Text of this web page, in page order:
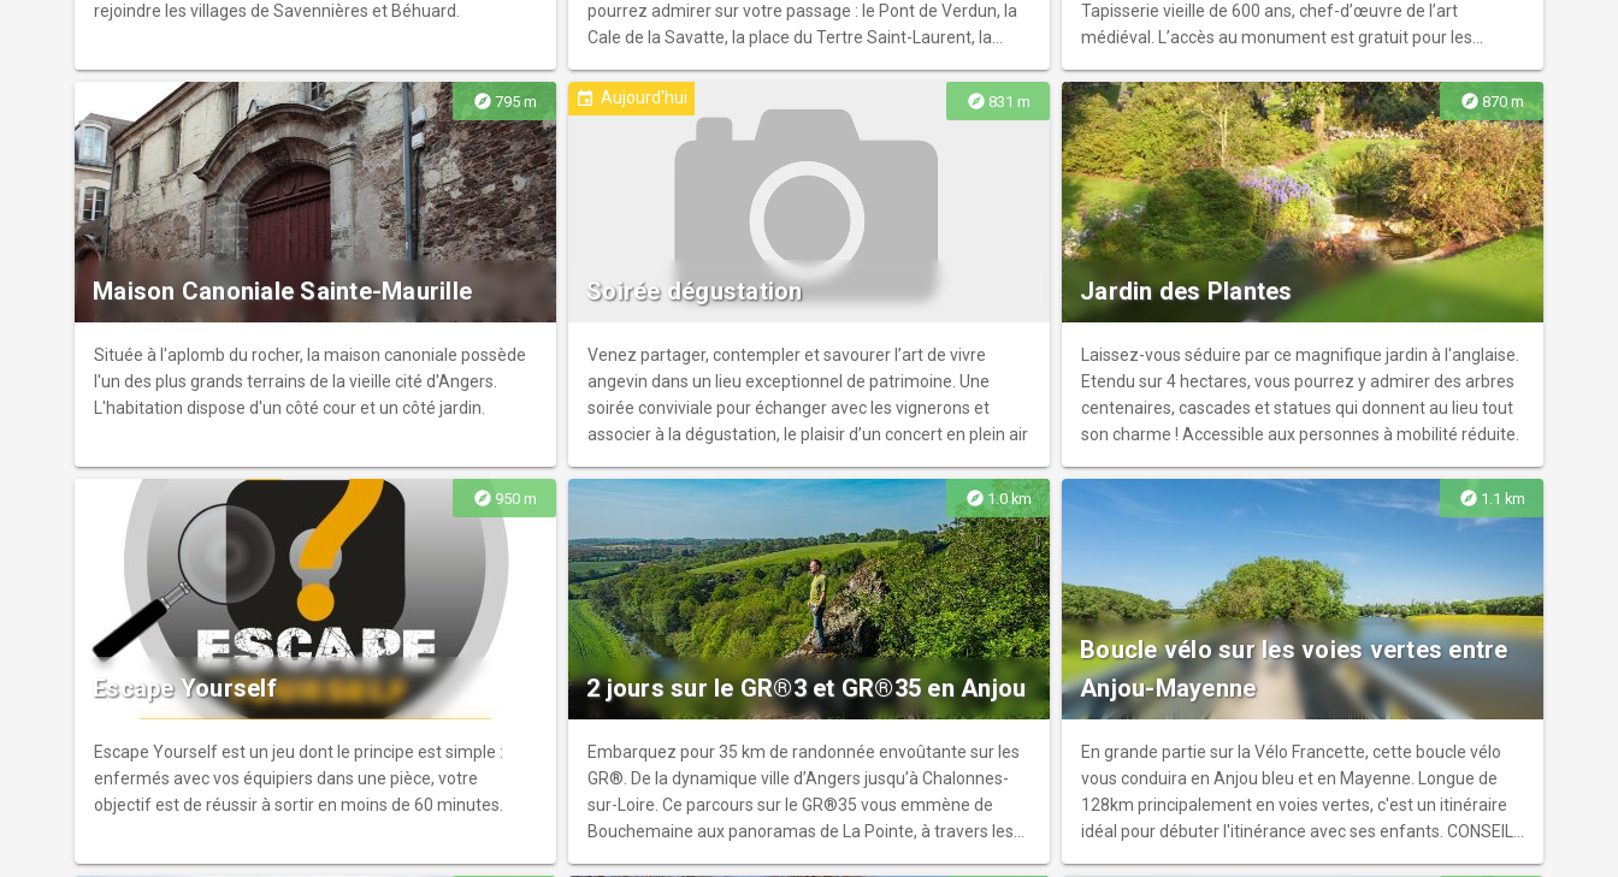
rejoindre les villages de Savennières et Béhuard.
pourrez admirer sur votre passage : le Pont de Verdun, la
Cale de la Savatte, la place du Tertre Saint-Laurent, la
Tapisserie contemporaine. Points d'intérêt touristiques -
Quartier de la Doutre - Pont de Verdun - Place du Tertre
Saint-Laurent - Place de la Paix - Musée Jean-Lurçat et de
la Tapisserie contemporaine Point de départ - Pont de
Tapisserie vieille de 600 ans, chef-d’œuvre de l’art
médiéval. L’accès au monument est gratuit pour les
explore 795 m
Maison Canoniale Sainte-Maurille
Située à l'aplomb du rocher, la maison canoniale possède
l'un des plus grands terrains de la vieille cité d'Angers.
L'habitation dispose d'un côté cour et un côté jardin.
explore 831 m
event Aujourd'hui
Soirée dégustation
Venez partager, contempler et savourer l’art de vivre
angevin dans un lieu exceptionnel de patrimoine. Une
soirée conviviale pour échanger avec les vignerons et
associer à la dégustation, le plaisir d’un concert en plein air
explore 870 m
Jardin des Plantes
Laissez-vous séduire par ce magnifique jardin à l'anglaise.
Etendu sur 4 hectares, vous pourrez y admirer des arbres
centenaires, cascades et statues qui donnent au lieu tout
son charme ! Accessible aux personnes à mobilité réduite.
explore 950 m
Escape Yourself
Escape Yourself est un jeu dont le principe est simple :
enfermés avec vos équipiers dans une pièce, votre
objectif est de réussir à sortir en moins de 60 minutes.
explore 1.0 km
2 jours sur le GR®3 et GR®35 en Anjou
Embarquez pour 35 km de randonnée envoûtante sur les
GR®. De la dynamique ville d’Angers jusqu’à Chalonnes-
sur-Loire. Ce parcours sur le GR®35 vous emmène de
Bouchemaine aux panoramas de La Pointe, à travers les
explore 1.1 km
Boucle vélo sur les voies vertes entre
Anjou-Mayenne
En grande partie sur la Vélo Francette, cette boucle vélo
vous conduira en Anjou bleu et en Mayenne. Longue de
128km principalement en voies vertes, c'est un itinéraire
idéal pour débuter l'itinérance avec ses enfants. CONSEILS